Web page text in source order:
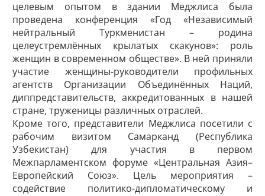
целевым опытом в здании Меджлиса была
проведена конференция «Год «Независимый
нейтральный Туркменистан – родина
целеустремлённых крылатых скакунов»: роль
женщин в современном обществе». В ней приняли
участие женщины-руководители профильных
агентств Организации Объединённых Наций,
диппредставительств, аккредитованных в нашей
стране, труженицы различных отраслей.
Кроме того, представители Меджлиса посетили с
рабочим визитом Самарканд (Республика
Узбекистан) для участия в первом
Межпарламентском форуме «Цент­ральная Азия–
Европейский Союз». Цель мероприятия –
содействие политико-дипломатическому и